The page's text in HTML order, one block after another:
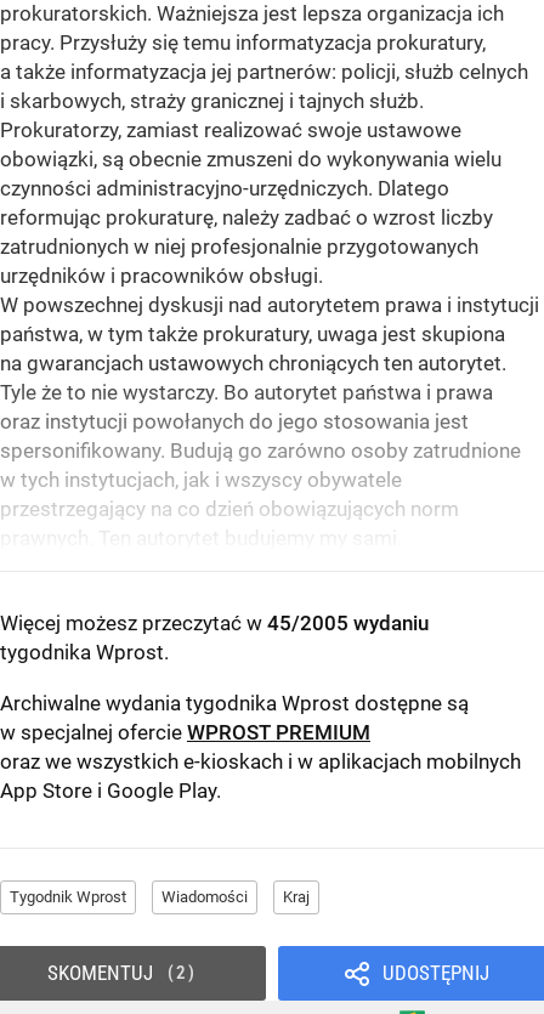
prokuratorskich. Ważniejsza jest lepsza organizacja ich
pracy. Przysłuży się temu informatyzacja prokuratury,
a także informatyzacja jej partnerów: policji, służb celnych
i skarbowych, straży granicznej i tajnych służb.
Prokuratorzy, zamiast realizować swoje ustawowe
obowiązki, są obecnie zmuszeni do wykonywania wielu
czynności administracyjno-urzędniczych. Dlatego
reformując prokuraturę, należy zadbać o wzrost liczby
zatrudnionych w niej profesjonalnie przygotowanych
urzędników i pracowników obsługi.
W powszechnej dyskusji nad autorytetem prawa i instytucji
państwa, w tym także prokuratury, uwaga jest skupiona
na gwarancjach ustawowych chroniących ten autorytet.
Tyle że to nie wystarczy. Bo autorytet państwa i prawa
oraz instytucji powołanych do jego stosowania jest
spersonifikowany. Budują go zarówno osoby zatrudnione
w tych instytucjach, jak i wszyscy obywatele
przestrzegający na co dzień obowiązujących norm
prawnych. Ten autorytet budujemy my sami.
Więcej możesz przeczytać w 45/2005 wydaniu
tygodnika Wprost.
Archiwalne wydania tygodnika Wprost dostępne są
w specjalnej ofercie WPROST PREMIUM
oraz we wszystkich e-kioskach i w aplikacjach mobilnych
App Store i Google Play.
Tygodnik Wprost Wiadomości Kraj
UDOSTĘPNIJ
SKOMENTUJ 2